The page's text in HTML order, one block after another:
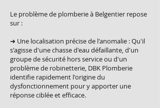
Le problème de plomberie à Belgentier repose
sur :
➜ Une localisation précise de l'anomalie : Qu'il
s'agisse d'une chasse d'eau défaillante, d'un
groupe de sécurité hors service ou d'un
problème de robinetterie, DBK Plomberie
identifie rapidement l'origine du
dysfonctionnement pour y apporter une
réponse ciblée et efficace.